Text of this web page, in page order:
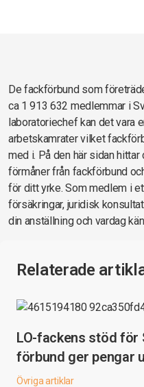
De fackförbund som
ca 1 913 632 medlemmar i
laboratoriechef kan det vara
arbetskamrater vilket
med i. På den här sidan
förmåner från fackförbund
för ditt yrke. Som medlem i
försäkringar, juridisk
din anställning och vardag
Relaterade
LO-fackens stöd för
förbund ger pengar
Övriga artiklar